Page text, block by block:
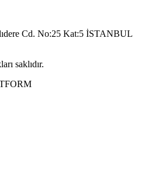
Cd. No:25 Kat:5 İSTANBUL
saklıdır.